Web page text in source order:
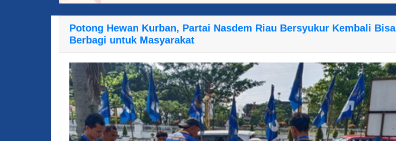
Potong Hewan Kurban, Partai Nasdem Riau Bersyukur Kembali Bisa
Berbagi untuk Masyarakat